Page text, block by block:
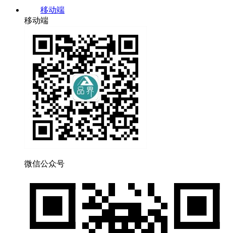
移动端
移动端
微信公众号